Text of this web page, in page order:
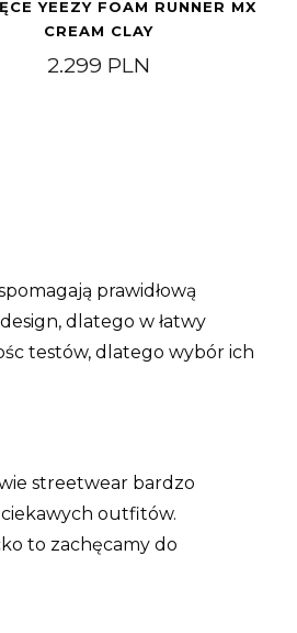
PLN do 2.199 PLN
YEEZY FOAM RUNNER MX
CREAM CLAY
2.299 PLN
prawidłową
dlatego w łatwy
testów, dlatego wybór ich
streetwear bardzo
outfitów.
to zachęcamy do